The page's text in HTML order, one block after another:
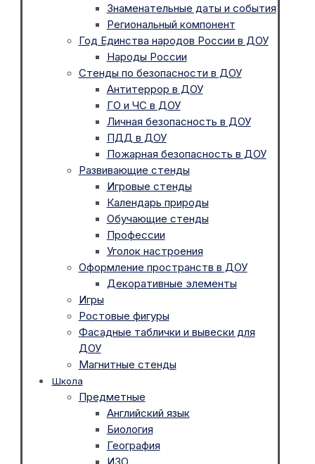
Знаменательные даты и события
Региональный компонент
Год Единства народов России в ДОУ
Народы России
Стенды по безопасности в ДОУ
Антитеррор в ДОУ
ГО и ЧС в ДОУ
Личная безопасность в ДОУ
ПДД в ДОУ
Пожарная безопасность в ДОУ
Развивающие стенды
Игровые стенды
Календарь природы
Обучающие стенды
Профессии
Уголок настроения
Оформление пространств в ДОУ
Декоративные элементы
Игры
Ростовые фигуры
Фасадные таблички и вывески для
ДОУ
Магнитные стенды
Школа
Предметные
Английский язык
Биология
География